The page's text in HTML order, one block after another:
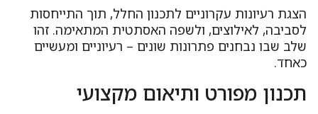
רעיונות עקרוניים לתכנון החלל, תוך התייחסות
לאילוצים, ולשפה האסתטית המתאימה. זהו
שבו נבחנים פתרונות שונים – רעיוניים ומעשיים
מפורט ותיאום מקצועי